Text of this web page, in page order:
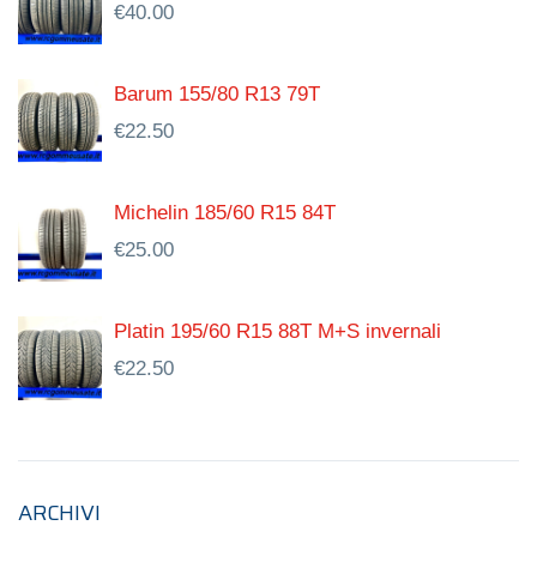
€40.00
Barum 155/80 R13 79T
€22.50
Michelin 185/60 R15 84T
€25.00
Platin 195/60 R15 88T M+S invernali
€22.50
ARCHIVI